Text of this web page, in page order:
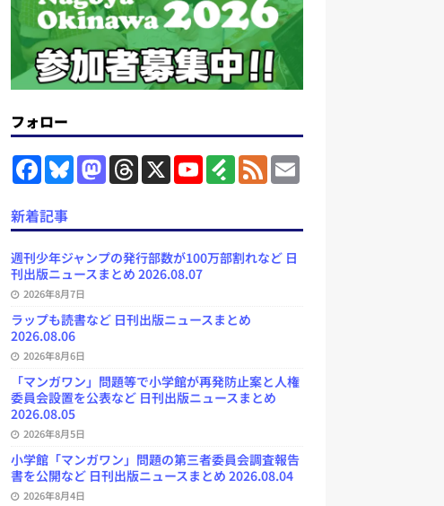
フォロー
F
a
e
b
o
o
k
B
l
k
M
a
d
o
n
T
h
d
s
X
Y
o
b
e
C
n
F
e
y
F
e
E
m
新着記事
週刊少年ジャンプの発行部数が100万部割れなど 日
刊出版ニュースまとめ 2026.08.07
2026年8月7日
ラップも読書など 日刊出版ニュースまとめ
2026.08.06
2026年8月6日
「マンガワン」問題等で小学館が再発防止案と人権
委員会設置を公表など 日刊出版ニュースまとめ
2026.08.05
2026年8月5日
小学館「マンガワン」問題の第三者委員会調査報告
書を公開など 日刊出版ニュースまとめ 2026.08.04
2026年8月4日